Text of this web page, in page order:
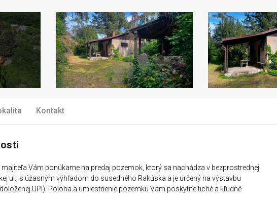
Kontakt
Vám ponúkame na predaj pozemok, ktorý sa nachádza v bezprostrednej
ul., s úžasným výhľadom do susedného Rakúska a je určený na výstavbu
UPI). Poloha a umiestnenie pozemku Vám poskytne tiché a kľudné